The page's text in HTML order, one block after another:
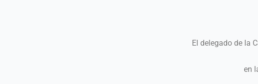
El delegado de la
en